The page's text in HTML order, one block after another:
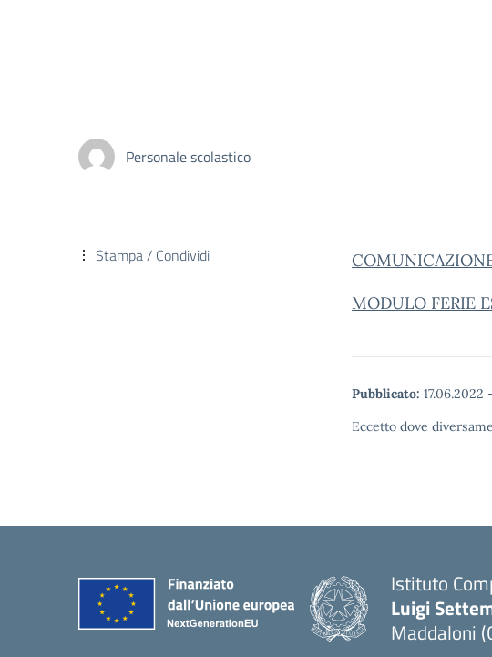
Personale scolastico
MODULO FERIE
Pubblicato: 17.06.2022 -
Eccetto dove
Stampa / Condividi
Istituto
Luigi
Maddaloni